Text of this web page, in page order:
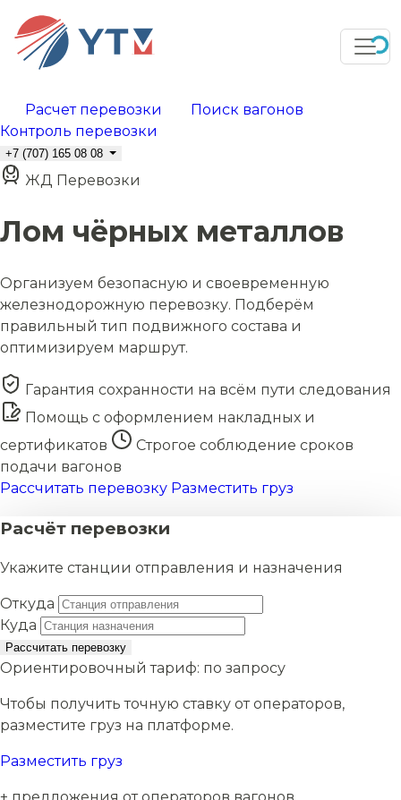
Расчет перевозки
Поиск вагонов
Контроль перевозки
+7 (707) 165 08 08
ЖД Перевозки
Лом чёрных металлов
Организуем безопасную и своевременную
железнодорожную перевозку. Подберём
правильный тип подвижного состава и
оптимизируем маршрут.
Гарантия сохранности на всём пути следования
Помощь с оформлением накладных и
сертификатов
Строгое соблюдение сроков
подачи вагонов
Рассчитать перевозку Разместить груз
Расчёт перевозки
Укажите станции отправления и назначения
Откуда
Куда
Рассчитать перевозку
Ориентировочный тариф: по запросу
Чтобы получить точную ставку от операторов,
разместите груз на платформе.
Разместить груз